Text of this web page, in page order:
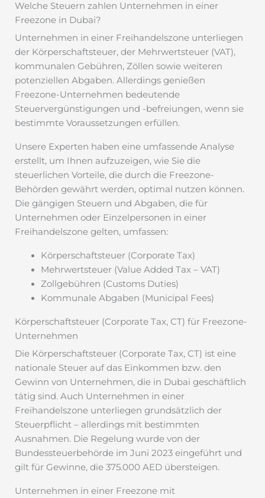
Welche Steuern zahlen Unternehmen in einer
Freezone in Dubai?
Unternehmen in einer Freihandelszone unterliegen
der Körperschaftsteuer, der Mehrwertsteuer (VAT),
kommunalen Gebühren, Zöllen sowie weiteren
potenziellen Abgaben. Allerdings genießen
Freezone-Unternehmen bedeutende
Steuervergünstigungen und -befreiungen, wenn sie
bestimmte Voraussetzungen erfüllen.
Unsere Experten haben eine umfassende Analyse
erstellt, um Ihnen aufzuzeigen, wie Sie die
steuerlichen Vorteile, die durch die Freezone-
Behörden gewährt werden, optimal nutzen können.
Die gängigen Steuern und Abgaben, die für
Unternehmen oder Einzelpersonen in einer
Freihandelszone gelten, umfassen:
Körperschaftsteuer (Corporate Tax)
Mehrwertsteuer (Value Added Tax – VAT)
Zollgebühren (Customs Duties)
Kommunale Abgaben (Municipal Fees)
Körperschaftsteuer (Corporate Tax, CT) für Freezone-
Unternehmen
Die Körperschaftsteuer (Corporate Tax, CT) ist eine
nationale Steuer auf das Einkommen bzw. den
Gewinn von Unternehmen, die in Dubai geschäftlich
tätig sind. Auch Unternehmen in einer
Freihandelszone unterliegen grundsätzlich der
Steuerpflicht – allerdings mit bestimmten
Ausnahmen. Die Regelung wurde von der
Bundessteuerbehörde im Juni 2023 eingeführt und
gilt für Gewinne, die 375.000 AED übersteigen.
Unternehmen in einer Freezone mit